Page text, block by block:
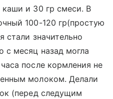
каши и 30 гр смеси. В
100-120 гр(простую
стали значительно
с месяц назад могла
после кормления не
молоком. Делали
(перед следущим